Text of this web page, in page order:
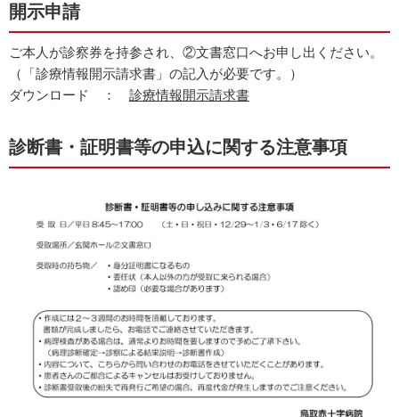
開示申請
ご本人が診察券を持参され、②文書窓口へお申し出ください。
（「診療情報開示請求書」の記入が必要です。）
ダウンロード ： 診療情報開示請求書
診断書・証明書等の申込に関する注意事項